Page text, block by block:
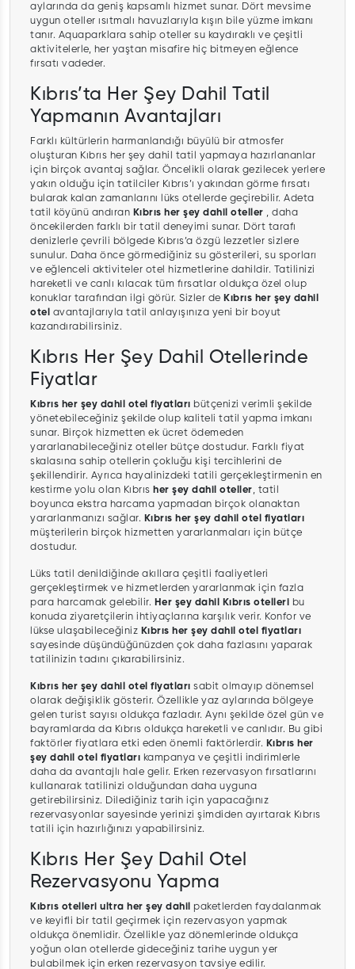
aylarında da geniş kapsamlı hizmet sunar. Dört mevsime
uygun oteller ısıtmalı havuzlarıyla kışın bile yüzme imkanı
tanır. Aquaparklara sahip oteller su kaydıraklı ve çeşitli
aktivitelerle, her yaştan misafire hiç bitmeyen eğlence
fırsatı vadeder.
Kıbrıs’ta Her Şey Dahil Tatil
Yapmanın Avantajları
Farklı kültürlerin harmanlandığı büyülü bir atmosfer
oluşturan Kıbrıs her şey dahil tatil yapmaya hazırlananlar
için birçok avantaj sağlar. Öncelikli olarak gezilecek yerlere
yakın olduğu için tatilciler Kıbrıs’ı yakından görme fırsatı
bularak kalan zamanlarını lüks otellerde geçirebilir. Adeta
tatil köyünü andıran Kıbrıs her şey dahil oteller , daha
öncekilerden farklı bir tatil deneyimi sunar. Dört tarafı
denizlerle çevrili bölgede Kıbrıs’a özgü lezzetler sizlere
sunulur. Daha önce görmediğiniz su gösterileri, su sporları
ve eğlenceli aktiviteler otel hizmetlerine dahildir. Tatilinizi
hareketli ve canlı kılacak tüm fırsatlar oldukça özel olup
konuklar tarafından ilgi görür. Sizler de Kıbrıs her şey dahil
otel
avantajlarıyla tatil anlayışınıza yeni bir boyut
kazandırabilirsiniz.
Kıbrıs Her Şey Dahil Otellerinde
Fiyatlar
Kıbrıs her şey dahil otel fiyatları bütçenizi verimli şekilde
yönetebileceğiniz şekilde olup kaliteli tatil yapma imkanı
sunar. Birçok hizmetten ek ücret ödemeden
yararlanabileceğiniz oteller bütçe dostudur. Farklı fiyat
skalasına sahip otellerin çokluğu kişi tercihlerini de
şekillendirir. Ayrıca hayalinizdeki tatili gerçekleştirmenin en
kestirme yolu olan Kıbrıs her şey dahil oteller, tatil
boyunca ekstra harcama yapmadan birçok olanaktan
yararlanmanızı sağlar. Kıbrıs her şey dahil otel fiyatları
müşterilerin birçok hizmetten yararlanmaları için bütçe
dostudur.
Lüks tatil denildiğinde akıllara çeşitli faaliyetleri
gerçekleştirmek ve hizmetlerden yararlanmak için fazla
para harcamak gelebilir. Her şey dahil Kıbrıs otelleri bu
konuda ziyaretçilerin ihtiyaçlarına karşılık verir. Konfor ve
lükse ulaşabileceğiniz Kıbrıs her şey dahil otel fiyatları
sayesinde düşündüğünüzden çok daha fazlasını yaparak
tatilinizin tadını çıkarabilirsiniz.
Kıbrıs her şey dahil otel fiyatları sabit olmayıp dönemsel
olarak değişiklik gösterir. Özellikle yaz aylarında bölgeye
gelen turist sayısı oldukça fazladır. Aynı şekilde özel gün ve
bayramlarda da Kıbrıs oldukça hareketli ve canlıdır. Bu gibi
faktörler fiyatlara etki eden önemli faktörlerdir. Kıbrıs her
şey dahil otel fiyatları kampanya ve çeşitli indirimlerle
daha da avantajlı hale gelir. Erken rezervasyon fırsatlarını
kullanarak tatilinizi olduğundan daha uyguna
getirebilirsiniz. Dilediğiniz tarih için yapacağınız
rezervasyonlar sayesinde yerinizi şimdiden ayırtarak Kıbrıs
tatili için hazırlığınızı yapabilirsiniz.
Kıbrıs Her Şey Dahil Otel
Rezervasyonu Yapma
Kıbrıs otelleri ultra her şey dahil paketlerden faydalanmak
ve keyifli bir tatil geçirmek için rezervasyon yapmak
oldukça önemlidir. Özellikle yaz dönemlerinde oldukça
yoğun olan otellerde gideceğiniz tarihe uygun yer
bulabilmek için erken rezervasyon tavsiye edilir.